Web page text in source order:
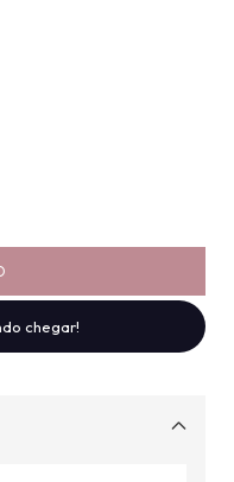
chegar!